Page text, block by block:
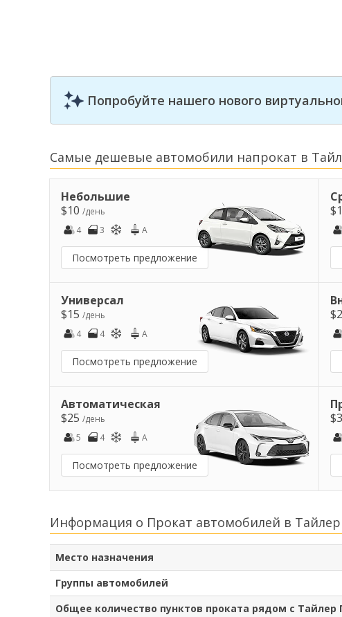
Попробуйте нашего нового
Самые дешевые автомобили напрокат в
Небольшие
$10 /день
4
3 A
Посмотреть предложение
Универсал
$15 /день
4
4 A
Посмотреть предложение
Автоматическая
$25 /день
5
4 A
Посмотреть предложение
Информация о Прокат автомобилей в
Место назначения
Группы автомобилей
Общее количество пунктов проката рядом с Тайлер